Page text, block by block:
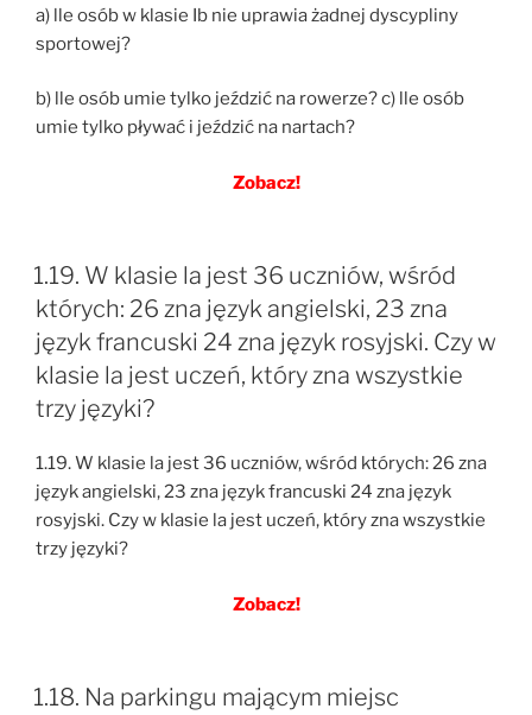
a) lle osób w klasie Ib nie uprawia żadnej dyscypliny
sportowej?
b) lle osób umie tylko jeździć na rowerze? c) lle osób
umie tylko pływać i jeździć na nartach?
Zobacz!
1.19. W klasie la jest 36 uczniów, wśród
których: 26 zna język angielski, 23 zna
język francuski 24 zna język rosyjski. Czy w
klasie la jest uczeń, który zna wszystkie
trzy języki?
1.19. W klasie la jest 36 uczniów, wśród których: 26 zna
język angielski, 23 zna język francuski 24 zna język
rosyjski. Czy w klasie la jest uczeń, który zna wszystkie
trzy języki?
Zobacz!
1.18. Na parkingu mającym miejsc